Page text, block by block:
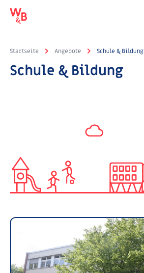
Startseite Angebote Schule & Bildung
Schule & Bildung